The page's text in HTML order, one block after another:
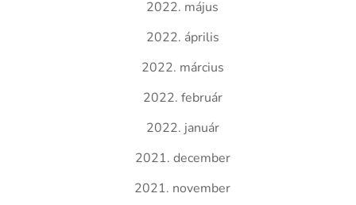
2022. május
2022. április
2022. március
2022. február
2022. január
2021. december
2021. november